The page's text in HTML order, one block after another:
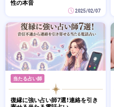
性の本音
2025/02/07
当たる占い師
復縁に強い占い師7選！連絡を引き